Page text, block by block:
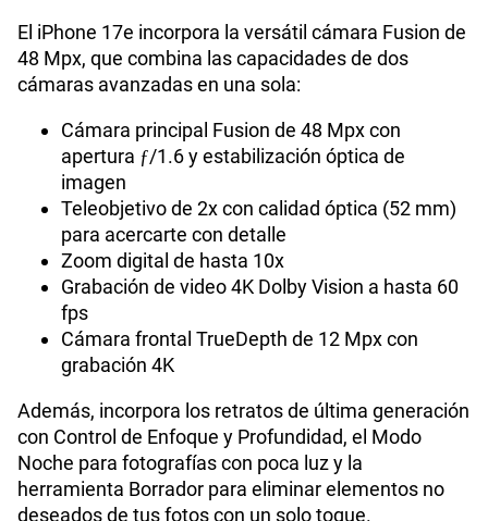
El iPhone 17e incorpora la versátil cámara Fusion de
48 Mpx, que combina las capacidades de dos
cámaras avanzadas en una sola:
Cámara principal Fusion de 48 Mpx con
apertura ƒ/1.6 y estabilización óptica de
imagen
Teleobjetivo de 2x con calidad óptica (52 mm)
para acercarte con detalle
Zoom digital de hasta 10x
Grabación de video 4K Dolby Vision a hasta 60
fps
Cámara frontal TrueDepth de 12 Mpx con
grabación 4K
Además, incorpora los retratos de última generación
con Control de Enfoque y Profundidad, el Modo
Noche para fotografías con poca luz y la
herramienta Borrador para eliminar elementos no
deseados de tus fotos con un solo toque.